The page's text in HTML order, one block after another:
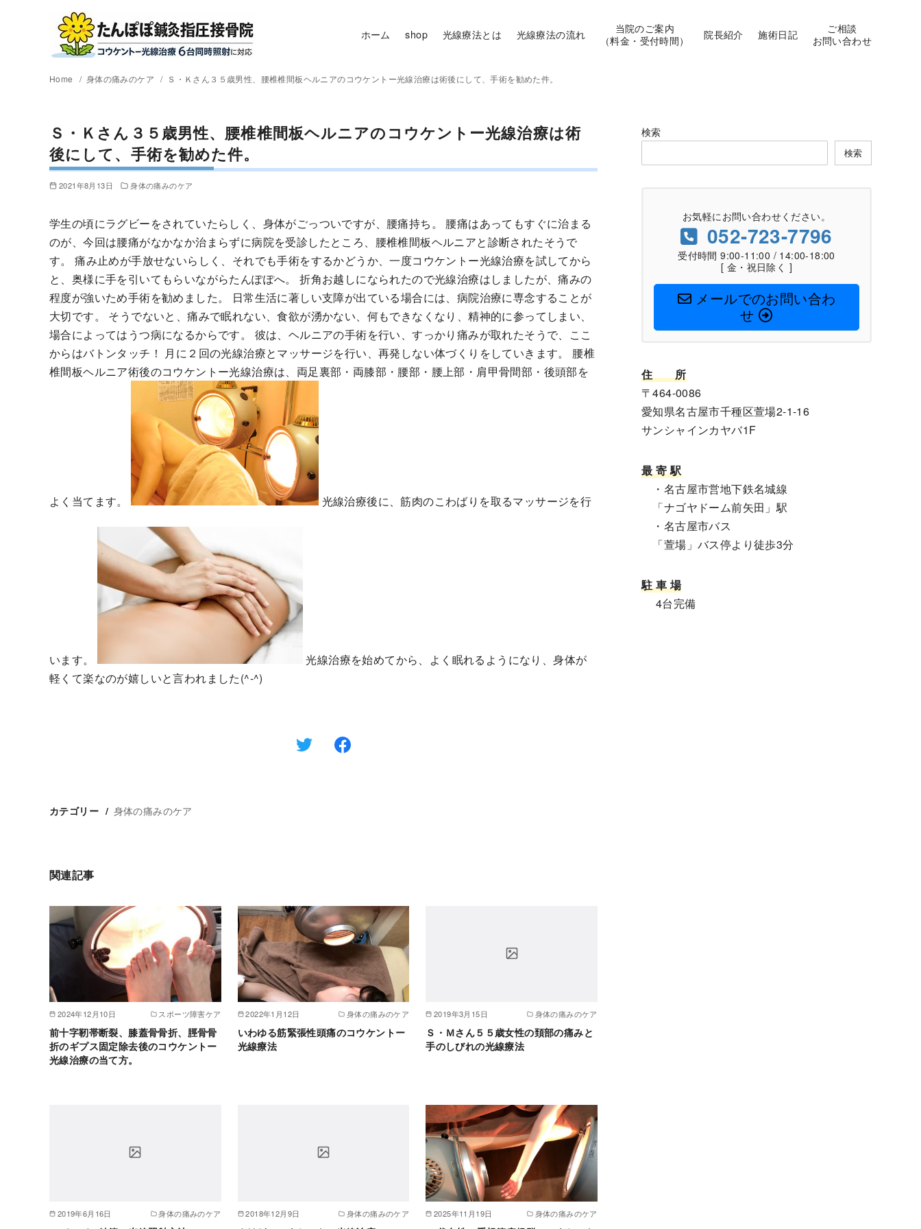
ホーム shop 光線療法とは 光線療法の流れ
当院のご案内
（料金・受付時間）
院長紹介 施術日記
ご相談
お問い合わせ
Home 身体の痛みのケア Ｓ・Ｋさん３５歳男性、腰椎椎間板ヘルニアのコウケントー光線治療は術後にして、手術を勧めた件。
Ｓ・Ｋさん３５歳男性、腰椎椎間板ヘルニアのコウケントー光線治療は術
後にして、手術を勧めた件。
2021年8月13日 身体の痛みのケア
学生の頃にラグビーをされていたらしく、身体がごっついですが、腰痛持ち。 腰痛はあってもすぐに治まる
のが、今回は腰痛がなかなか治まらずに病院を受診したところ、腰椎椎間板ヘルニアと診断されたそうで
す。 痛み止めが手放せないらしく、それでも手術をするかどうか、一度コウケントー光線治療を試してから
と、奥様に手を引いてもらいながらたんぽぽへ。 折角お越しになられたので光線治療はしましたが、痛みの
程度が強いため手術を勧めました。 日常生活に著しい支障が出ている場合には、病院治療に専念することが
大切です。 そうでないと、痛みで眠れない、食欲が湧かない、何もできなくなり、精神的に参ってしまい、
場合によってはうつ病になるからです。 彼は、ヘルニアの手術を行い、すっかり痛みが取れたそうで、ここ
からはバトンタッチ！ 月に２回の光線治療とマッサージを行い、再発しない体づくりをしていきます。 腰椎
椎間板ヘルニア術後のコウケントー光線治療は、両足裏部・両膝部・腰部・腰上部・肩甲骨間部・後頭部を
よく当てます。 光線治療後に、筋肉のこわばりを取るマッサージを行
います。
光線治療を始めてから、よく眠れるようになり、身体が
軽くて楽なのが嬉しいと言われました(^-^)
カテゴリー 身体の痛みのケア
関連記事
2024年12月10日 スポーツ障害ケア
前十字靭帯断裂、膝蓋骨骨折、脛骨骨
折のギプス固定除去後のコウケントー
光線治療の当て方。
2022年1月12日 身体の痛みのケア
いわゆる筋緊張性頭痛のコウケントー
光線療法
2019年3月15日 身体の痛みのケア
Ｓ・Ｍさん５５歳女性の頚部の痛みと
手のしびれの光線療法
2019年6月16日 身体の痛みのケア 2018年12月9日 身体の痛みのケア 2025年11月19日 身体の痛みのケア
検索
検索
お気軽にお問い合わせください。
052-723-7796
受付時間 9:00-11:00 / 14:00-18:00
[ 金・祝日除く ]
メールでのお問い合わ
せ
住
所
〒464-0086
愛知県名古屋市千種区萱場2-1-16
サンシャインカヤバ1F
最 寄 駅
・名古屋市営地下鉄名城線
「ナゴヤドーム前矢田」駅
・名古屋市バス
「萱場」バス停より徒歩3分
駐 車 場
4台完備